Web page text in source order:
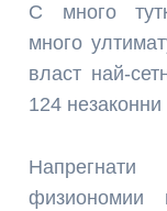
С много
много
власт най-
124 незаконни
Напрегнати